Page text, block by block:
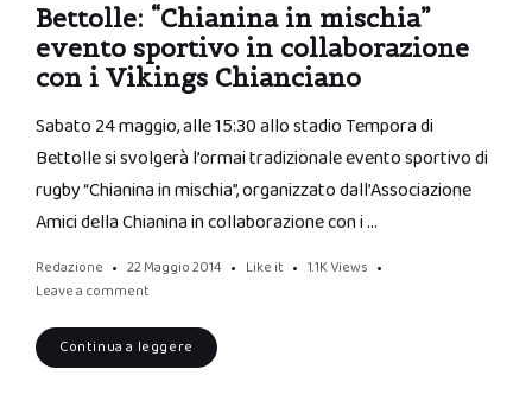
Bettolle: “Chianina in mischia”
evento sportivo in collaborazione
con i Vikings Chianciano
Sabato 24 maggio, alle 15:30 allo stadio Tempora di
Bettolle si svolgerà l’ormai tradizionale evento sportivo di
rugby “Chianina in mischia”, organizzato dall’Associazione
Amici della Chianina in collaborazione con i …
Redazione 22 Maggio 2014 Like it 1.1K Views
Leave a comment
Continua a leggere